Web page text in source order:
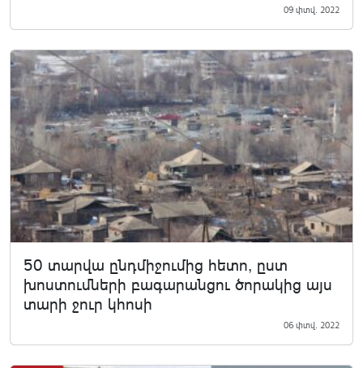
09 փտվ. 2022
50 տարվա ընդմիջումից հետո, ըստ
խոստումների բագարանցու ծորակից այս
տարի ջուր կհոսի
06 փտվ. 2022